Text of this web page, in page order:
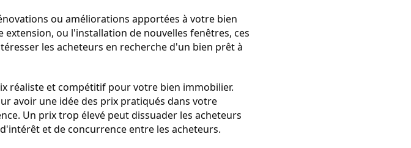
ou améliorations apportées à votre bien
ou l'installation de nouvelles fenêtres, ces
les acheteurs en recherche d'un bien prêt à
réaliste et compétitif pour votre bien immobilier.
avoir une idée des prix pratiqués dans votre
Un prix trop élevé peut dissuader les acheteurs
et de concurrence entre les acheteurs.